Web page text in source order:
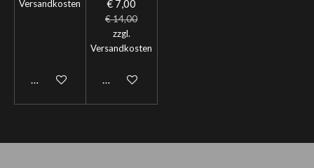
Versandkosten
In den Warenkorb
€ 7,00
€ 14,00
zzgl.
Versandkosten
In den Warenkorb